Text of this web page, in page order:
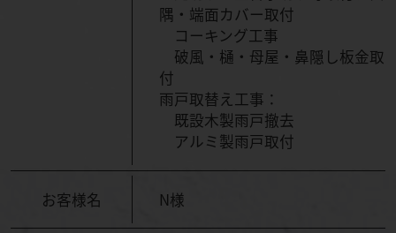
隅・端面カバー取付
コーキング工事
破風・樋・母屋・鼻隠し板金取
付
雨戸取替え工事：
既設木製雨戸撤去
アルミ製雨戸取付
お客様名 N様